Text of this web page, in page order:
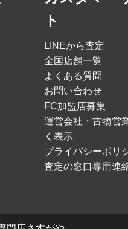
ト
LINEから査定
全国店舗一覧
よくある質問
お問い合わせ
FC加盟店募集
運営会社・古物営
く表示
プライバシーポリ
査定の窓口専用連